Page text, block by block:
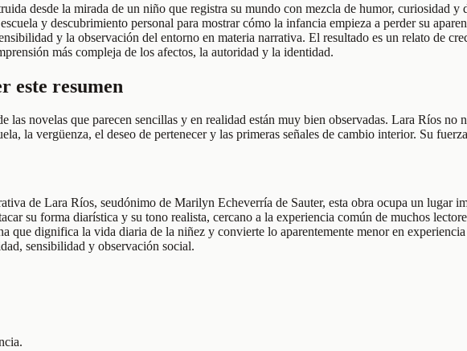
desde la mirada de un niño que registra su mundo con mezcla de humor, curiosidad
y descubrimiento personal para mostrar cómo la infancia empieza a perder su
y la observación del entorno en materia narrativa. El resultado es un relato de
más compleja de los afectos, la autoridad y la identidad.
este resumen
las novelas que parecen sencillas y en realidad están muy bien observadas. Lara Ríos no
la vergüenza, el deseo de pertenecer y las primeras señales de cambio interior. Su
de Lara Ríos, seudónimo de Marilyn Echeverría de Sauter, esta obra ocupa un lugar
su forma diarística y su tono realista, cercano a la experiencia común de muchos
que dignifica la vida diaria de la niñez y convierte lo aparentemente menor en
sensibilidad y observación social.